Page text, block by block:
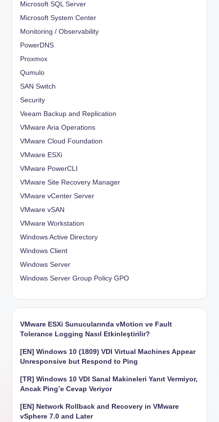
Microsoft SQL Server
Microsoft System Center
Monitoring / Observability
PowerDNS
Proxmox
Qumulo
SAN Switch
Security
Veeam Backup and Replication
VMware Aria Operations
VMware Cloud Foundation
VMware ESXi
VMware PowerCLI
VMware Site Recovery Manager
VMware vCenter Server
VMware vSAN
VMware Workstation
Windows Active Directory
Windows Client
Windows Server
Windows Server Group Policy GPO
VMware ESXi Sunucularında vMotion ve Fault
Tolerance Logging Nasıl Etkinleştirilir?
[EN] Windows 10 (1809) VDI Virtual Machines Appear
Unresponsive but Respond to Ping
[TR] Windows 10 VDI Sanal Makineleri Yanıt Vermiyor,
Ancak Ping’e Cevap Veriyor
[EN] Network Rollback and Recovery in VMware
vSphere 7.0 and Later